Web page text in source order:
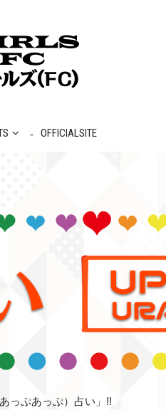
OFFICIALSITE
っぷあっぷ）占い」!!